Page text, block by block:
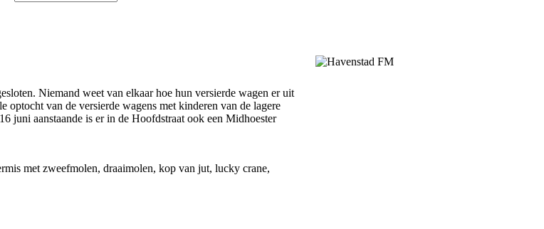
Niemand weet van elkaar hoe hun versierde wagen er uit
van de versierde wagens met kinderen van de lagere
juni aanstaande is er in de Hoofdstraat ook een Midhoester
met zweefmolen, draaimolen, kop van jut, lucky crane,